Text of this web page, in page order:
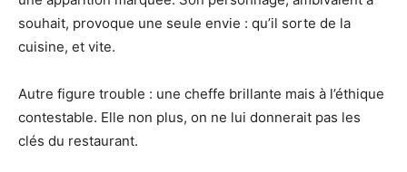
souhait, provoque une seule envie : qu’il sorte de la
cuisine, et vite.
Autre figure trouble : une cheffe brillante mais à l’éthique
contestable. Elle non plus, on ne lui donnerait pas les
clés du restaurant.